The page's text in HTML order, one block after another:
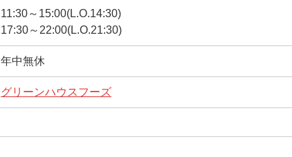
11:30～15:00(L.O.14:30)
17:30～22:00(L.O.21:30)
年中無休
グリーンハウスフーズ